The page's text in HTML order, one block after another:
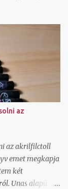
és tudok
hatékonyabban
meg
ilyen egyszerű
hogy ments
és unas
megválaszolni
tudjuk beszélni
ennyi idő
az
az akrilfilctoll
emet megkapja
két
Unas alapú